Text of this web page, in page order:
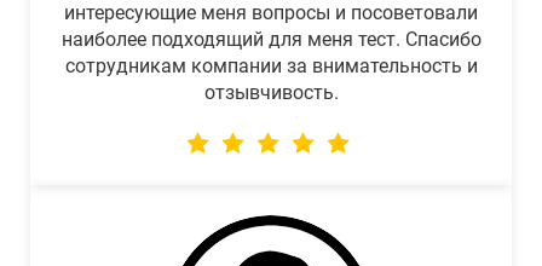
интересующие меня вопросы и посоветовали
наиболее подходящий для меня тест. Спасибо
сотрудникам компании за внимательность и
отзывчивость.